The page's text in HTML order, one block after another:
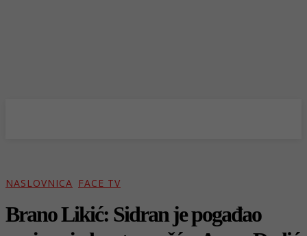
NASLOVNICA FACE TV
Brano Likić: Sidran je pogađao